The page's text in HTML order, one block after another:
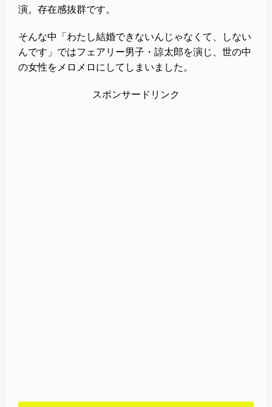
演。存在感抜群です。
そんな中「わたし結婚できないんじゃなくて、しない
んです」ではフェアリー男子・諒太郎を演じ、世の中
の女性をメロメロにしてしまいました。
スポンサードリンク